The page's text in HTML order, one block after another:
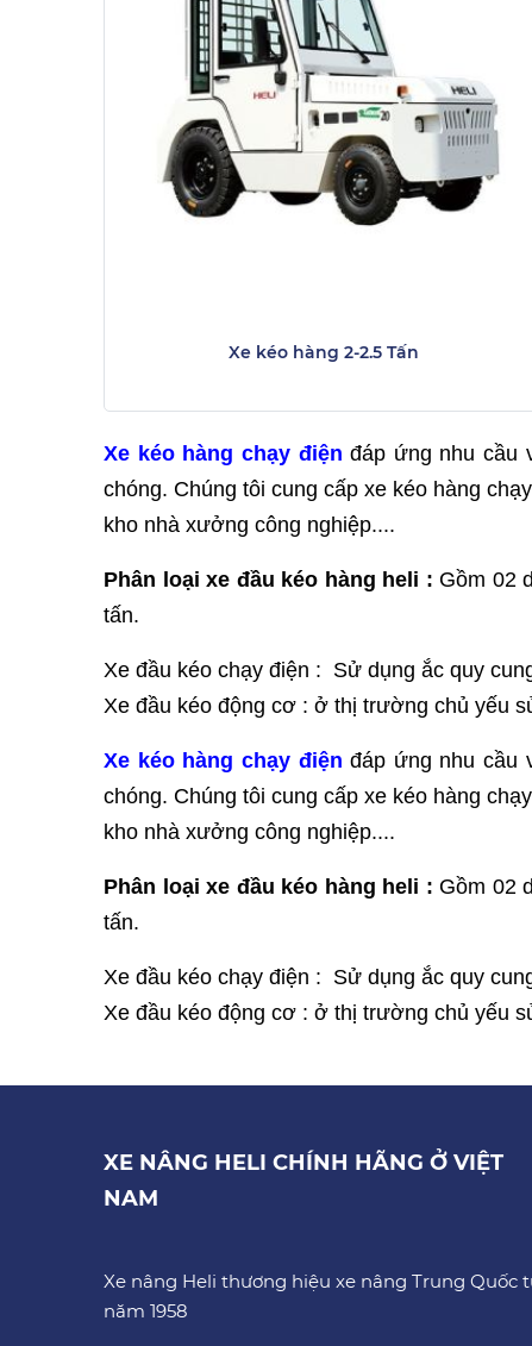
Xe kéo hàng 2-2.5 Tấn
Xe kéo hàng chạy điện đáp ứng nhu cầu
chóng. Chúng tôi cung cấp xe kéo hàng
kho nhà xưởng công nghiệp....
Phân loại xe đầu kéo hàng heli : Gồm 02
tấn.
Xe đầu kéo chạy điện : Sử dụng ắc quy
Xe đầu kéo động cơ : ở thị trường chủ yếu
Xe kéo hàng chạy điện đáp ứng nhu cầu
chóng. Chúng tôi cung cấp xe kéo hàng
kho nhà xưởng công nghiệp....
Phân loại xe đầu kéo hàng heli : Gồm 02
tấn.
Xe đầu kéo chạy điện : Sử dụng ắc quy
Xe đầu kéo động cơ : ở thị trường chủ yếu
XE NÂNG HELI CHÍNH HÃNG Ở VIỆT
NAM
Xe nâng Heli thương hiệu xe nâng Trung Quốc
năm 1958